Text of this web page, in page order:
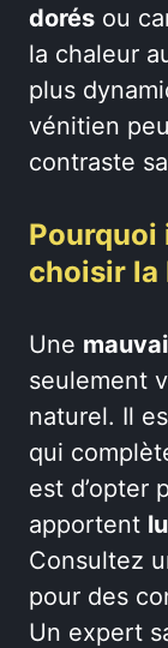
dorés ou
la chaleur
plus
vénitien
contraste
Pourquoi
choisir la
Une
seulement
naturel. Il
qui
est d’opter
apportent
Consultez
pour des
Un expert